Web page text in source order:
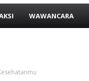
WAWANCARA